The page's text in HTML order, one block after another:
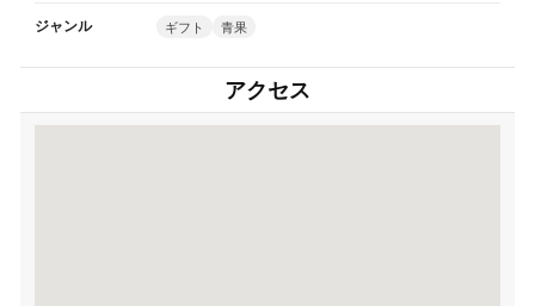
ジャンル ギフト 青果
アクセス